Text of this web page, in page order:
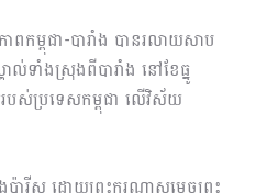
កម្ពុជា-បារាំង បានរលាយសាប
ល់ទាំងស្រុងពីបារាំង នៅខែធ្នូ
ស់ប្រទេសកម្ពុជា លើវិស័យ